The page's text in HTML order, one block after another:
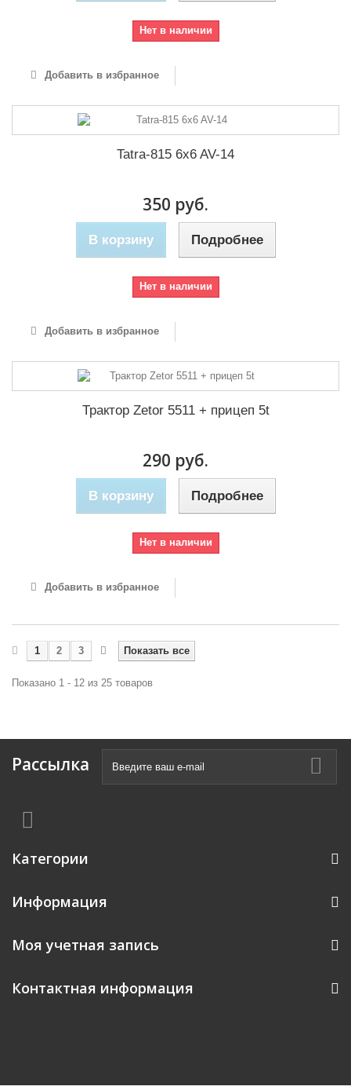
Нет в наличии
Добавить в избранное
Tatra-815 6x6 AV-14
350 руб.
В корзину Подробнее
Нет в наличии
Добавить в избранное
Трактор Zetor 5511 + прицеп 5t
290 руб.
В корзину Подробнее
Нет в наличии
Добавить в избранное
Показать все
1 2 3
Показано 1 - 12 из 25 товаров
Рассылка
Категории
Информация
Моя учетная запись
Контактная информация